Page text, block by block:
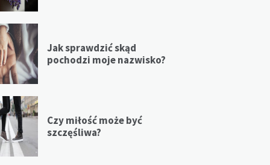
Jak sprawdzić skąd
pochodzi moje nazwisko?
Czy miłość może być
szczęśliwa?